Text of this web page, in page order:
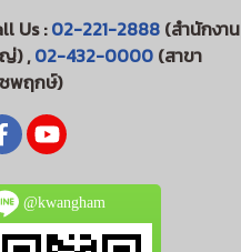
Us :02-221-2888(สำนักงาน
) ,02-432-0000(สาขา
พฤกษ์)
@kwangham